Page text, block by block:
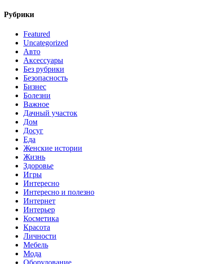
Рубрики
Featured
Uncategorized
Авто
Аксессуары
Без рубрики
Безопасность
Бизнес
Болезни
Важное
Дачный участок
Дом
Досуг
Еда
Женские истории
Жизнь
Здоровье
Игры
Интересно
Интересно и полезно
Интернет
Интерьер
Косметика
Красота
Личности
Мебель
Мода
Оборудование